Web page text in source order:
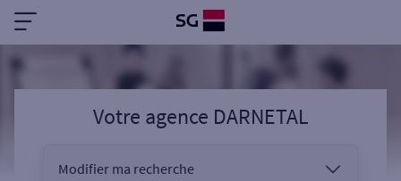
Votre agence DARNETAL
Modifier ma recherche